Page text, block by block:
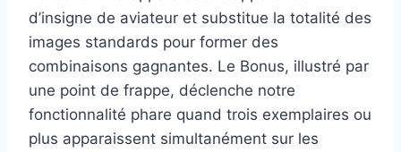
d’insigne de aviateur et substitue la totalité des
images standards pour former des
combinaisons gagnantes. Le Bonus, illustré par
une point de frappe, déclenche notre
fonctionnalité phare quand trois exemplaires ou
plus apparaissent simultanément sur les